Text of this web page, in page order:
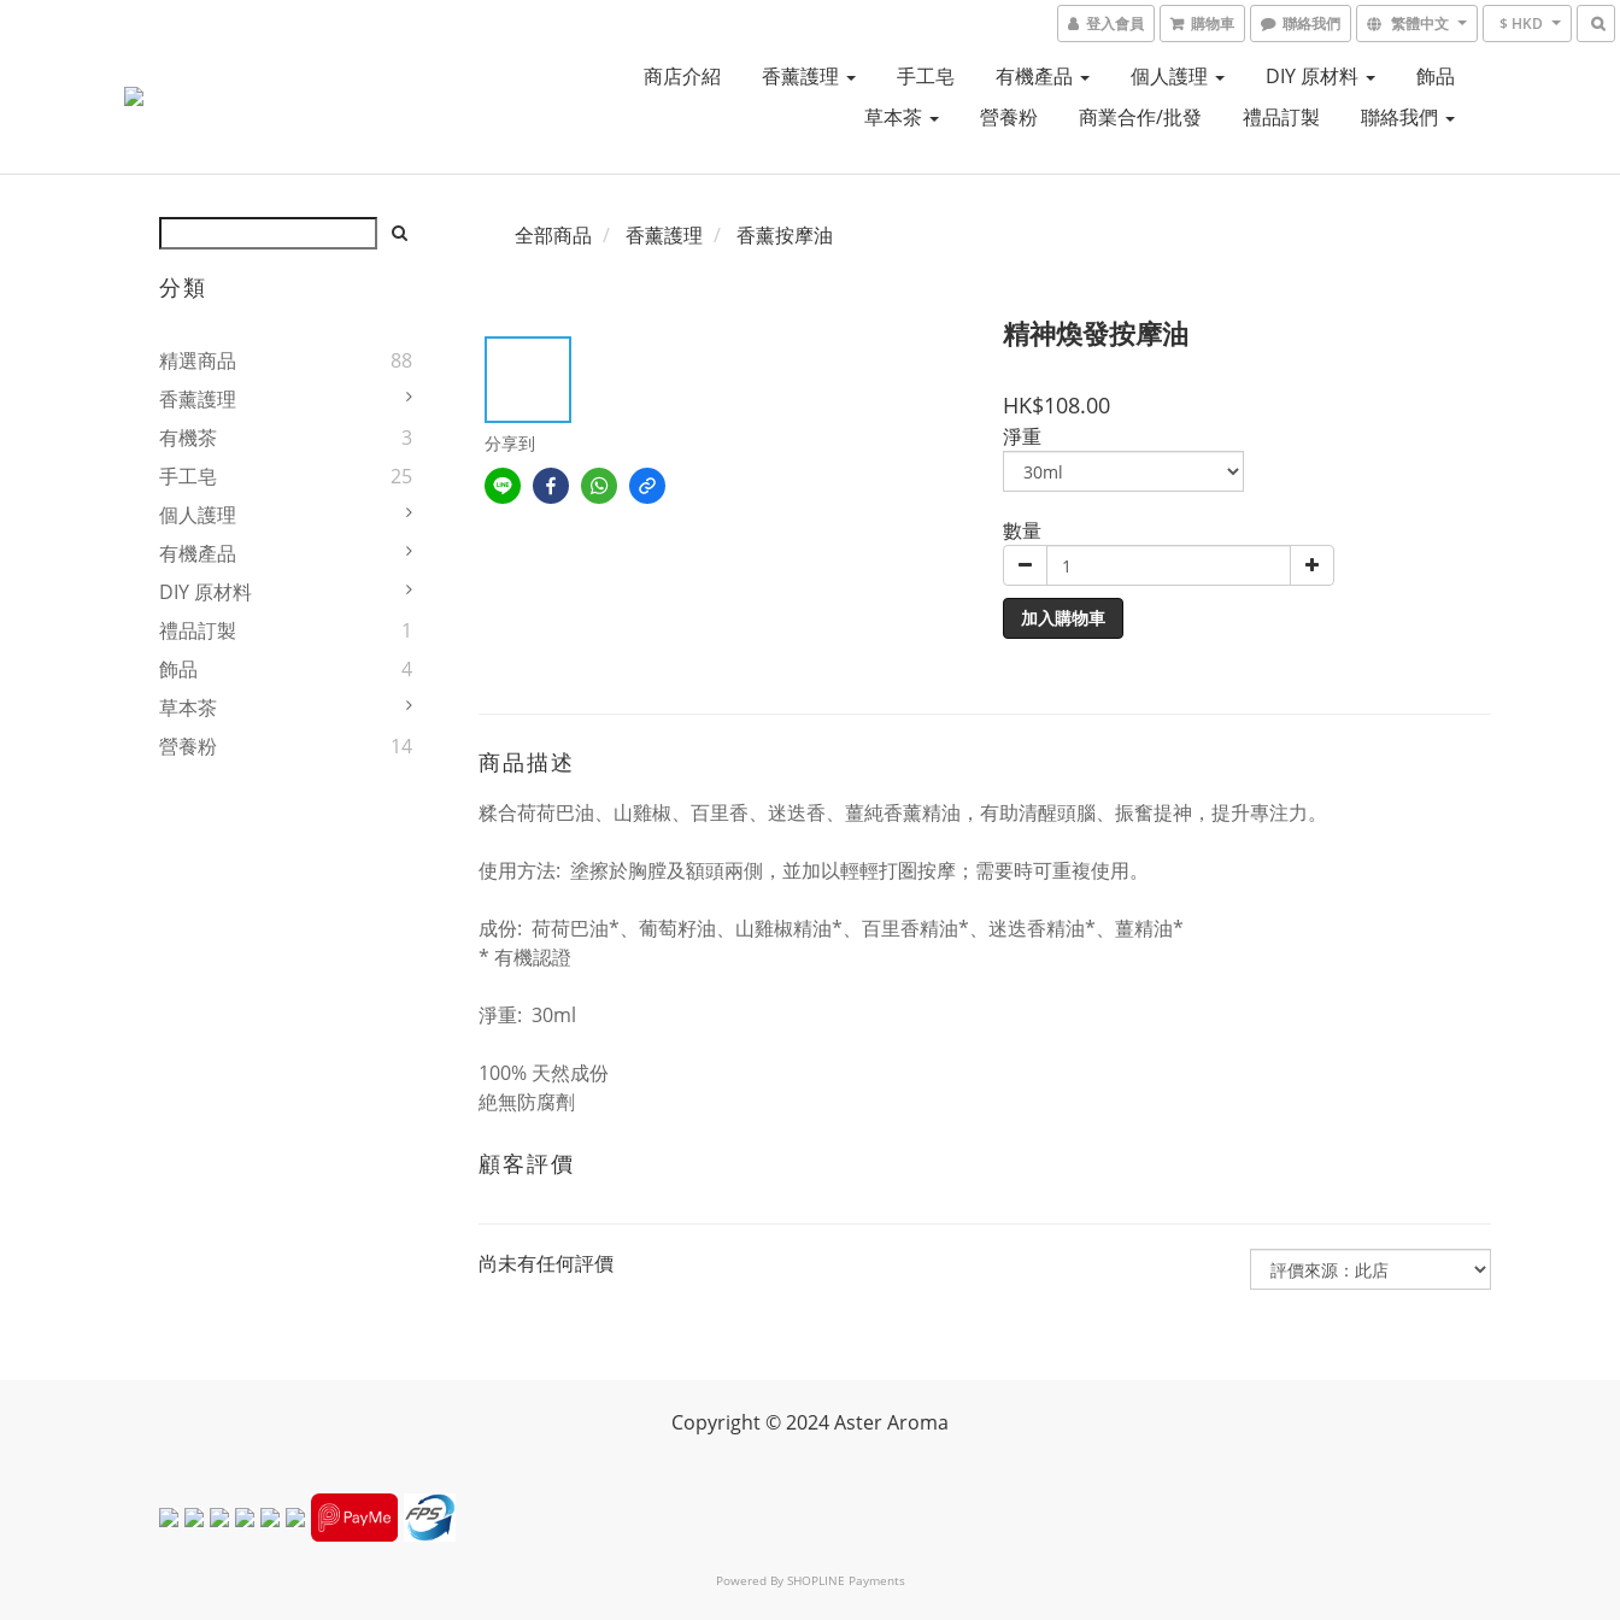
登入會員 購物車 聯絡我們 繁體中文 $ HKD
商店介紹 香薰護理 手工皂 有機產品 個人護理 DIY 原材料
飾品
草本茶
營養粉 商業合作/批發 禮品訂製 聯絡我們
分類
精選商品
88
香薰護理
有機茶
3
手工皂
25
個人護理
有機產品
DIY 原材料
禮品訂製
1
飾品
4
草本茶
營養粉
14
全部商品 香薰護理 香薰按摩油
分享到
精神煥發按摩油
HK$108.00
淨重
數量
加入購物車
商品描述
糅合荷荷巴油、山雞椒、百里香、迷迭香、薑純香薰精油，有助清醒頭腦、振奮提神，提升專注力。
使用方法: 塗擦於胸膛及額頭兩側，並加以輕輕打圏按摩；需要時可重複使用。
成份: 荷荷巴油*、葡萄籽油、山雞椒精油*、百里香精油*、迷迭香精油*、薑精油*
* 有機認證
淨重: 30ml
100% 天然成份
絶無防腐劑
顧客評價
尚未有任何評價
Copyright©2024 Aster Aroma
Powered By SHOPLINE Payments